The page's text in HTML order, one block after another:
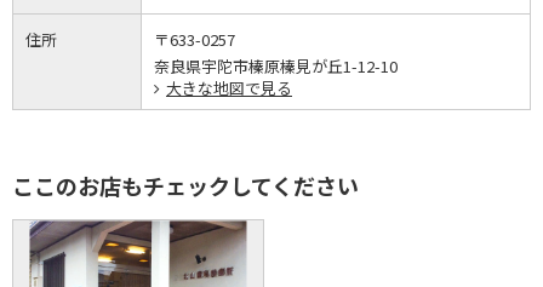
住所
〒633-0257
奈良県宇陀市榛原榛見が丘1-12-10
大きな地図で見る
ここのお店もチェックしてください